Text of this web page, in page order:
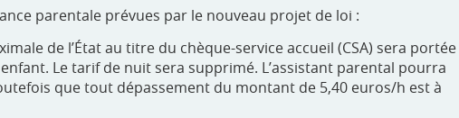
parentale prévues par le nouveau projet de loi :
de l’État au titre du chèque-service accueil (CSA) sera portée
Le tarif de nuit sera supprimé. L’assistant parental pourra
que tout dépassement du montant de 5,40 euros/h est à